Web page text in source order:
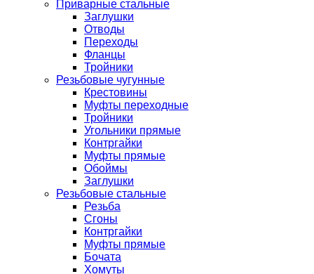
Приварные стальные
Заглушки
Отводы
Переходы
Фланцы
Тройники
Резьбовые чугунные
Крестовины
Муфты переходные
Тройники
Угольники прямые
Контргайки
Муфты прямые
Обоймы
Заглушки
Резьбовые стальные
Резьба
Сгоны
Контргайки
Муфты прямые
Бочата
Хомуты